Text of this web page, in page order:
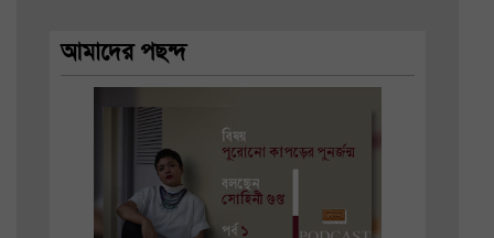
আমাদের পছন্দ